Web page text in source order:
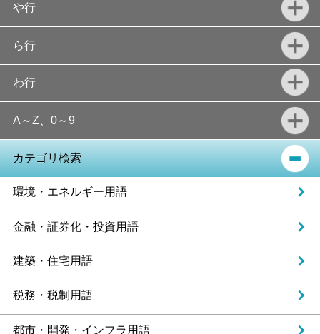
や行
ら行
わ行
A～Z、0～9
カテゴリ検索
環境・エネルギー用語
金融・証券化・投資用語
建築・住宅用語
税務・税制用語
都市・開発・インフラ用語